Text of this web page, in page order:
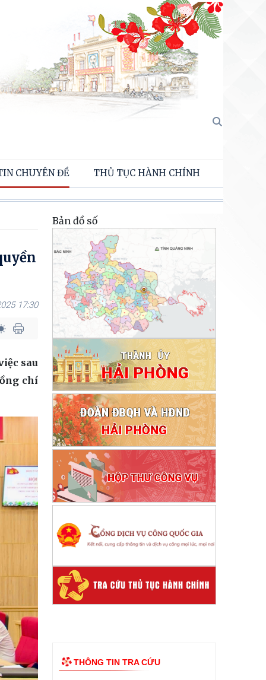
CHUYÊN ĐỀ THỦ TỤC HÀNH CHÍNH
17:30
sau
chí
Bản đồ số
THÔNG TIN TRA CỨU